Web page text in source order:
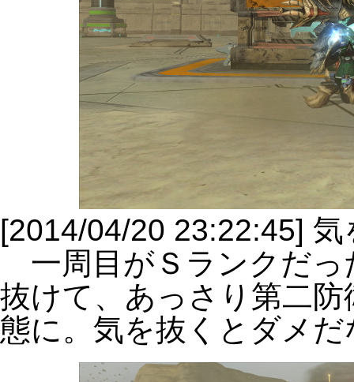
[2014/04/20 23:22:45]
一周目がＳランクだっ
抜けて、あっさり第二
態に。気を抜くとダメ